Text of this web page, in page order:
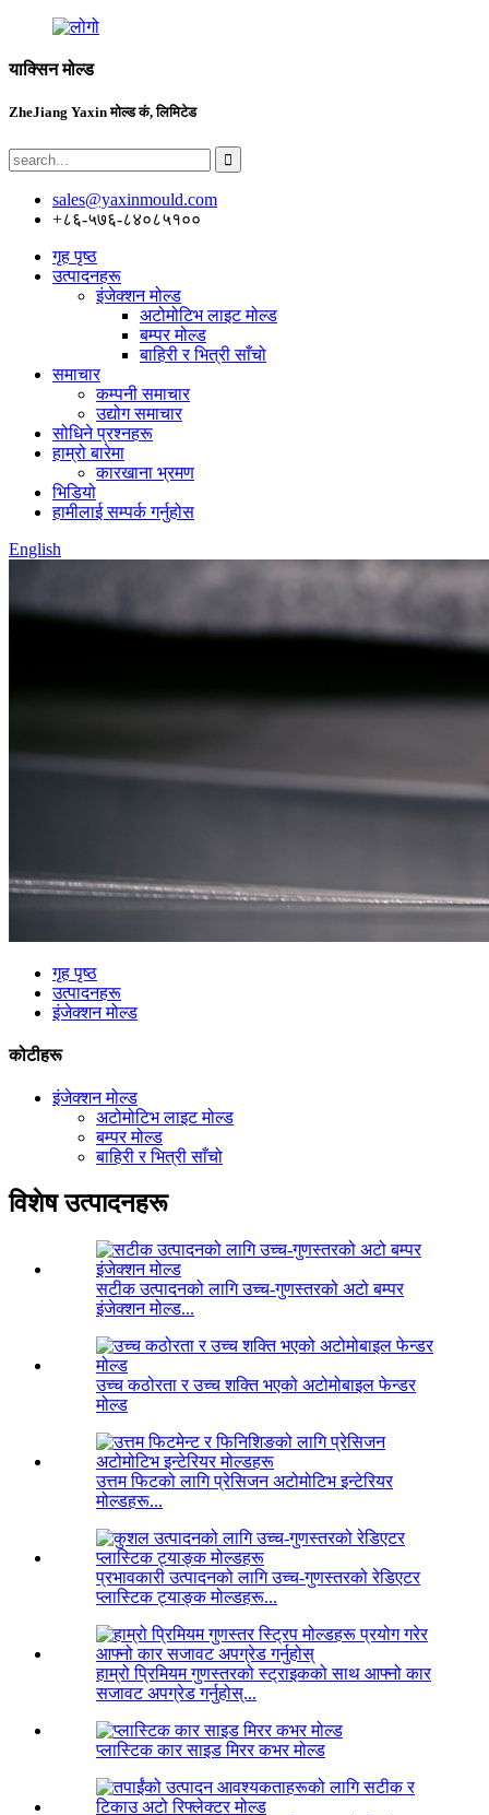
याक्सिन मोल्ड
ZheJiang Yaxin मोल्ड कं, लिमिटेड
sales@yaxinmould.com
+८६-५७६-८४०८५१००
गृह पृष्ठ
उत्पादनहरू
इंजेक्शन मोल्ड
अटोमोटिभ लाइट मोल्ड
बम्पर मोल्ड
बाहिरी र भित्री साँचो
समाचार
कम्पनी समाचार
उद्योग समाचार
सोधिने प्रश्नहरू
हाम्रो बारेमा
कारखाना भ्रमण
भिडियो
हामीलाई सम्पर्क गर्नुहोस
English
गृह पृष्ठ
उत्पादनहरू
इंजेक्शन मोल्ड
कोटीहरू
इंजेक्शन मोल्ड
अटोमोटिभ लाइट मोल्ड
बम्पर मोल्ड
बाहिरी र भित्री साँचो
विशेष उत्पादनहरू
सटीक उत्पादनको लागि उच्च-गुणस्तरको अटो बम्पर
इंजेक्शन मोल्ड...
उच्च कठोरता र उच्च शक्ति भएको अटोमोबाइल फेन्डर
मोल्ड
उत्तम फिटको लागि प्रेसिजन अटोमोटिभ इन्टेरियर
मोल्डहरू...
प्रभावकारी उत्पादनको लागि उच्च-गुणस्तरको रेडिएटर
प्लास्टिक ट्याङ्क मोल्डहरू...
हाम्रो प्रिमियम गुणस्तरको स्ट्राइकको साथ आफ्नो कार
सजावट अपग्रेड गर्नुहोस्...
प्लास्टिक कार साइड मिरर कभर मोल्ड